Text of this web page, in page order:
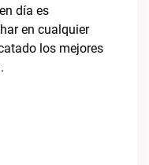
día es
en cualquier
los mejores